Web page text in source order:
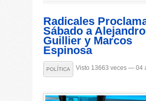
Radicales
Sábado a Alejandro
Guillier y Marcos
Espinosa
POLÍTICA Visto 13663 veces — 04